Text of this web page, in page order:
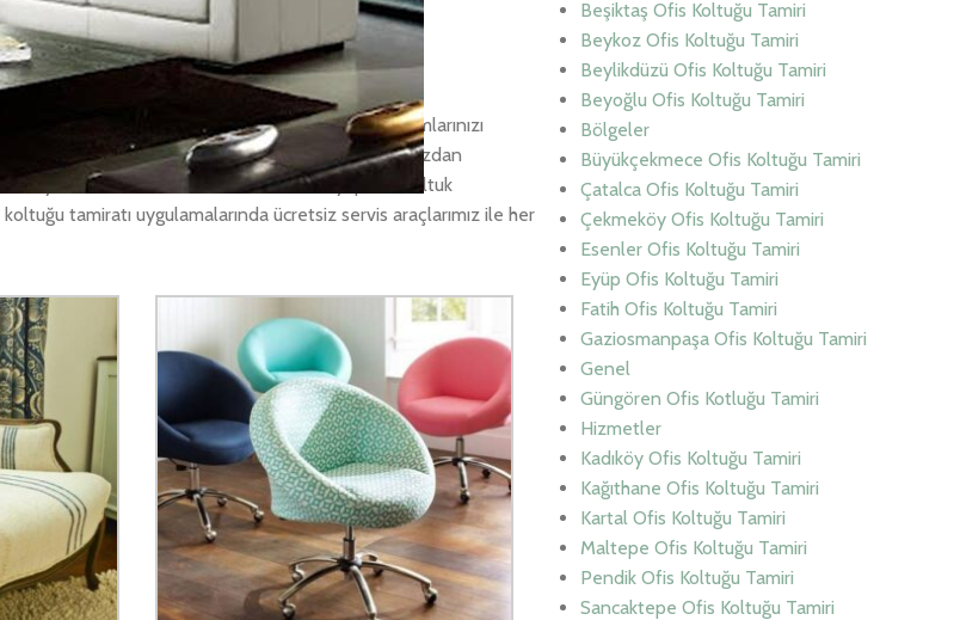
teslim ediyoruz.
kırılmış ve benzeri durumlardaki koltuk takımlarınızı
dilediğiniz şekilde değiştiriyoruz. Kumaşlarımızdan
ediyoruz. Yenisahra ofis koltuk tamiratı yaparak koltuk
tamiratı uygulamalarında ücretsiz servis araçlarımız ile her
Beşiktaş Ofis Koltuğu Tamiri
Beykoz Ofis Koltuğu Tamiri
Beylikdüzü Ofis Koltuğu Tamiri
Beyoğlu Ofis Koltuğu Tamiri
Bölgeler
Büyükçekmece Ofis Koltuğu Tamiri
Çatalca Ofis Koltuğu Tamiri
Çekmeköy Ofis Koltuğu Tamiri
Esenler Ofis Koltuğu Tamiri
Eyüp Ofis Koltuğu Tamiri
Fatih Ofis Koltuğu Tamiri
Gaziosmanpaşa Ofis Koltuğu Tamiri
Genel
Güngören Ofis Kotluğu Tamiri
Hizmetler
Kadıköy Ofis Koltuğu Tamiri
Kağıthane Ofis Koltuğu Tamiri
Kartal Ofis Koltuğu Tamiri
Maltepe Ofis Koltuğu Tamiri
Pendik Ofis Koltuğu Tamiri
Sancaktepe Ofis Koltuğu Tamiri